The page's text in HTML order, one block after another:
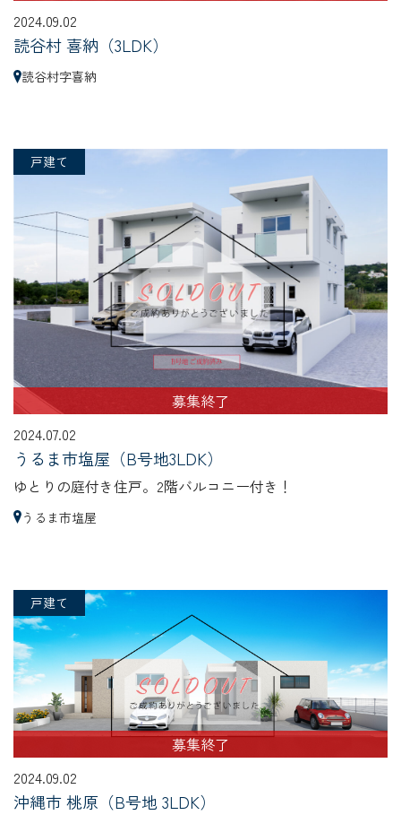
2024.09.02
読谷村 喜納（3LDK）
読谷村字喜納
戸建て
募集終了
2024.07.02
うるま市塩屋（B号地3LDK）
ゆとりの庭付き住戸。2階バルコニー付き！
うるま市塩屋
戸建て
募集終了
2024.09.02
沖縄市 桃原（B号地 3LDK）